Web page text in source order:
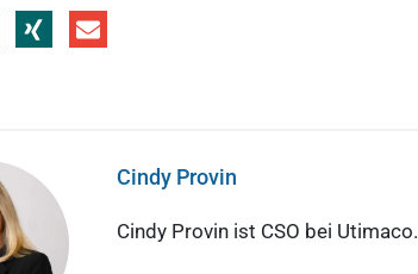
Cindy Provin
Cindy Provin ist CSO bei Utimaco.